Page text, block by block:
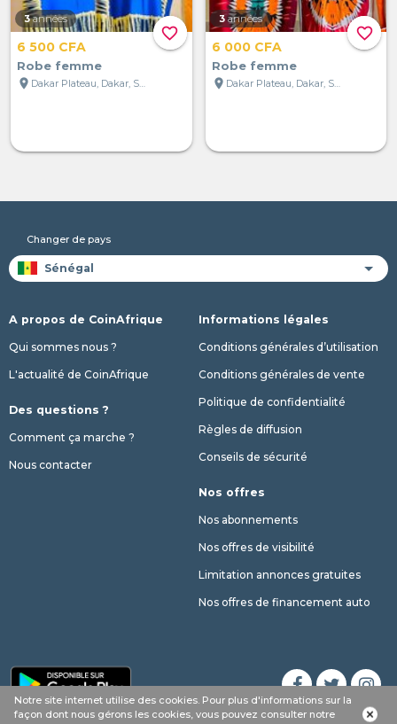
favorite_border
3 années
6 500 CFA
Robe femme
location_on
Dakar Plateau, Dakar, Sénégal
favorite_border
3 années
6 000 CFA
Robe femme
location_on
Dakar Plateau, Dakar, Sénégal
phone Appel Whatsapp SMS
Notre site internet utilise des cookies. Pour plus d'informations sur la
façon dont nous gérons les cookies, vous pouvez consulter notre
Changer de pays
A propos de CoinAfrique
Qui sommes nous ?
L'actualité de CoinAfrique
Des questions ?
Comment ça marche ?
Nous contacter
Informations légales
Conditions générales d’utilisation
Conditions générales de vente
Politique de confidentialité
Règles de diffusion
Conseils de sécurité
Nos offres
Nos abonnements
Nos offres de visibilité
Limitation annonces gratuites
Nos offres de financement auto